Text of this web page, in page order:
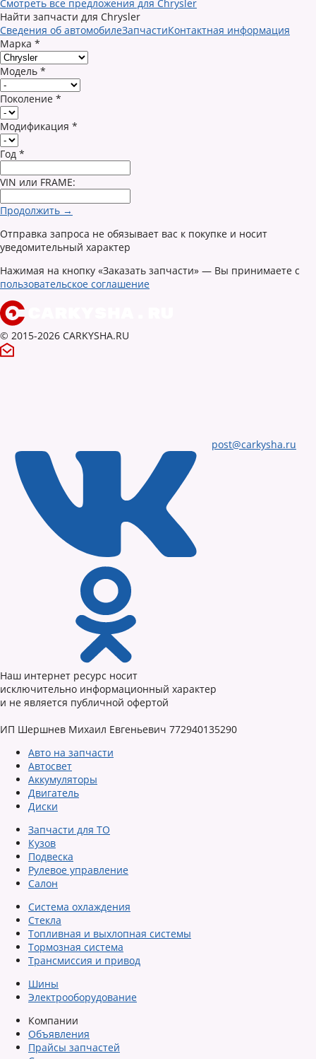
Смотреть все предложения для Chrysler
Найти запчасти для Chrysler
Сведения об автомобилеЗапчастиКонтактная информация
Марка *
Модель *
Поколение *
Модификация *
Год *
VIN или FRAME:
Продолжить →
Отправка запроса не обязывает вас к покупке и носит
уведомительный характер
Нажимая на кнопку «Заказать запчасти» — Вы принимаете с
пользовательское соглашение
© 2015-2026 CARKYSHA.RU
post@carkysha.ru
Наш интернет ресурс носит
исключительно информационный характер
и не является публичной офертой
ИП Шершнев Михаил Евгеньевич 772940135290
Авто на запчасти
Автосвет
Аккумуляторы
Двигатель
Диски
Запчасти для ТО
Кузов
Подвеска
Рулевое управление
Салон
Система охлаждения
Стекла
Топливная и выхлопная системы
Тормозная система
Трансмиссия и привод
Шины
Электрооборудование
Компании
Объявления
Прайсы запчастей